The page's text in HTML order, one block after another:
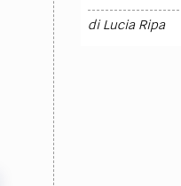
diLucia Ripa